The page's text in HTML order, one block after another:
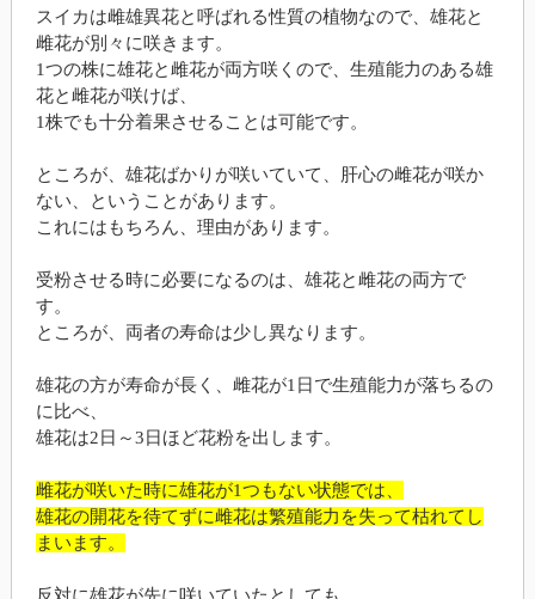
スイカは雌雄異花と呼ばれる性質の植物なので、雄花と
雌花が別々に咲きます。
1つの株に雄花と雌花が両方咲くので、生殖能力のある雄
花と雌花が咲けば、
1株でも十分着果させることは可能です。
ところが、雄花ばかりが咲いていて、肝心の雌花が咲か
ない、ということがあります。
これにはもちろん、理由があります。
受粉させる時に必要になるのは、雄花と雌花の両方で
す。
ところが、両者の寿命は少し異なります。
雄花の方が寿命が長く、雌花が1日で生殖能力が落ちるの
に比べ、
雄花は2日～3日ほど花粉を出します。
雌花が咲いた時に雄花が1つもない状態では、
雄花の開花を待てずに雌花は繁殖能力を失って枯れてし
まいます。
反対に雄花が先に咲いていたとしても、